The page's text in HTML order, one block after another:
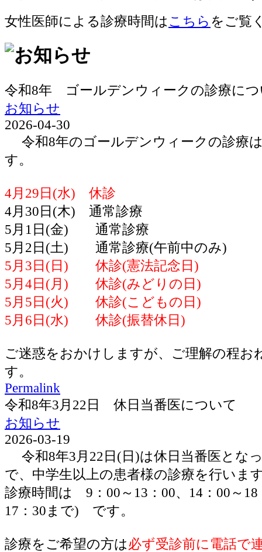
女性医師による診療時間は こちら をご覧
令和8年 ゴールデンウィークの診療に
お知らせ
2026-04-30
令和8年のゴールデンウィークの診療
す。
4月29日(水) 休診
4月30日(木) 通常診療
5月1日(金) 通常診療
5月2日(土) 通常診療(午前中のみ)
5月3日(日) 休診(憲法記念日)
5月4日(月) 休診(みどりの日)
5月5日(火) 休診(こどもの日)
5月6日(水) 休診(振替休日)
ご迷惑をおかけしますが、ご理解の程お
す。
Permalink
令和8年3月22日 休日当番医について
お知らせ
2026-03-19
令和8年3月22日(日)は休日当番医とな
で、中学生以上の患者様の診療を行いま
診療時間は 9：00～13：00、14：00～
17：30まで) です。
診療をご希望の方は必ず受診前に電話で